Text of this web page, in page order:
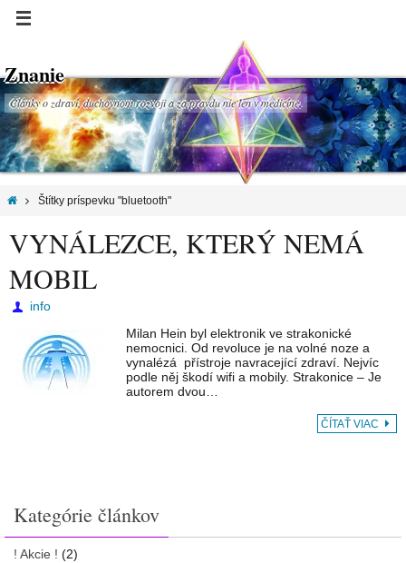
Znanie
Články o zdraví, duchovnom rozvoji a za pravdu nie len v medicíne.
Štítky príspevku "bluetooth"
VYNÁLEZCE, KTERÝ NEMÁ
MOBIL
info
Milan Hein byl elektronik ve strakonické
nemocnici. Od revoluce je na volné noze a
vynalézá přístroje navracející zdraví. Nejvíc
podle něj škodí wifi a mobily. Strakonice – Je
autorem dvou…
ČÍTAŤ VIAC
Kategórie článkov
! Akcie ! (2)